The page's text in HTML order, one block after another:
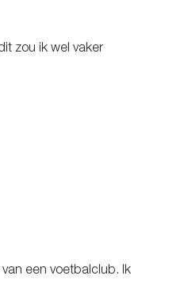
zou ik wel vaker
een voetbalclub. Ik